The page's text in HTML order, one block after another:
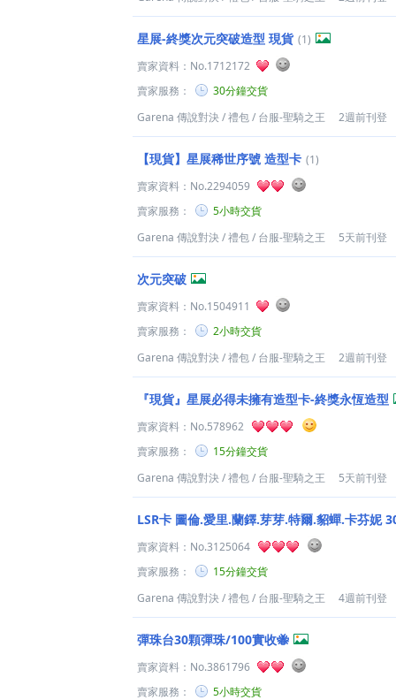
星展-終獎次元突破造型 現貨 (1)
賣家資料： No.1712172
賣家服務：
30分鐘交貨
Garena 傳說對決/禮包/ 台服-聖騎之王 2週前刊登
【現貨】星展稀世序號 造型卡 (1)
賣家資料： No.2294059
賣家服務：
5小時交貨
Garena 傳說對決/禮包/ 台服-聖騎之王 5天前刊登
次元突破
賣家資料： No.1504911
賣家服務：
2小時交貨
Garena 傳說對決/禮包/ 台服-聖騎之王 2週前刊登
『現貨』星展必得未擁有造型卡-終獎永恆造型
賣家資料： No.578962
賣家服務：
15分鐘交貨
Garena 傳說對決/禮包/ 台服-聖騎之王 5天前刊登
LSR卡 圖倫.愛里.蘭鐸.芽芽.特爾.貂蟬.卡芬妮
賣家資料： No.3125064
賣家服務：
15分鐘交貨
Garena 傳說對決/禮包/ 台服-聖騎之王 4週前刊登
彈珠台30顆彈珠/100實收🐝
賣家資料： No.3861796
賣家服務：
5小時交貨